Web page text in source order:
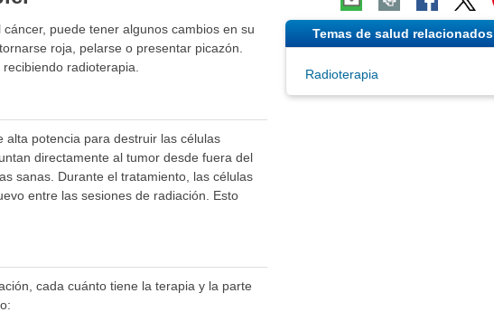
cáncer, puede tener algunos cambios en su
roja, pelarse o presentar picazón.
radioterapia.
potencia para destruir las células
directamente al tumor desde fuera del
sanas. Durante el tratamiento, las células
entre las sesiones de radiación. Esto
cada cuánto tiene la terapia y la parte
Temas de salud relacionados
Radioterapia